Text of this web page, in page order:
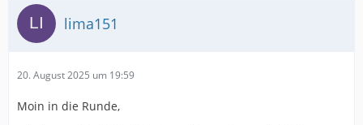
lima151
20. August 2025 um 19:59
Moin in die Runde,